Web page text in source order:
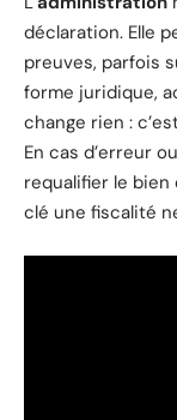
déclaration. Elle
preuves, parfois
forme juridique,
change rien :
En cas d’erreur
requalifier le
clé une fiscalité